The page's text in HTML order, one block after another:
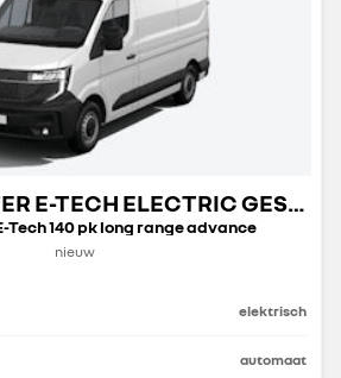
NIEUWE MASTER E-TECH ELECTRIC GESLOTEN TRANSPORT
Tech 140 pk long range advance
nieuw
elektrisch
automaat